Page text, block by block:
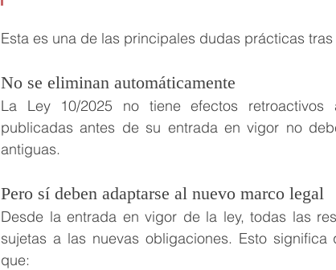
Esta es una de las principales dudas prácticas
No se eliminan automáticamente
La Ley 10/2025 no tiene efectos
publicadas antes de su entrada en vigor no
antiguas.
Pero sí deben adaptarse al nuevo marco legal
Desde la entrada en vigor de la ley, todas las
sujetas a las nuevas obligaciones. Esto
que: